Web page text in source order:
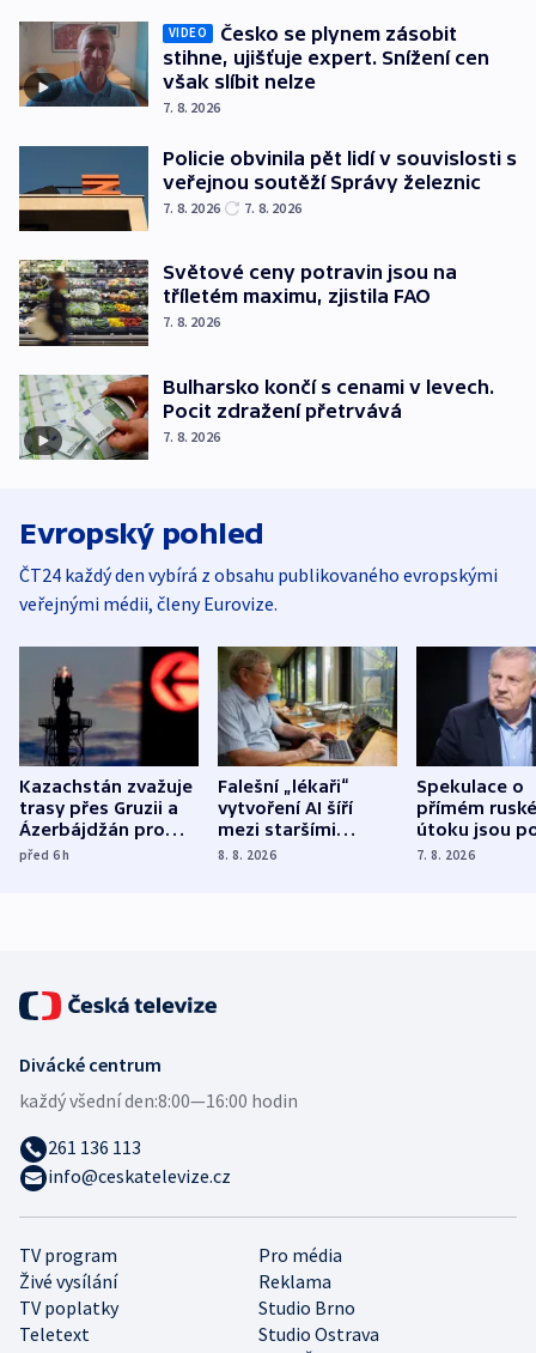
VIDEO
Česko se plynem zásobit
stihne, ujišťuje expert. Snížení cen
však slíbit nelze
7. 8. 2026
Policie obvinila pět lidí v souvislosti s
veřejnou soutěží Správy železnic
7. 8. 2026 7. 8. 2026
Světové ceny potravin jsou na
tříletém maximu, zjistila FAO
7. 8. 2026
Bulharsko končí s cenami v levech.
Pocit zdražení přetrvává
7. 8. 2026
Evropský pohled
ČT24 každý den vybírá z obsahu publikovaného evropskými
veřejnými médii, členy Eurovize.
Kazachstán zvažuje
trasy přes Gruzii a
Ázerbájdžán pro
vývoz ropy do
před 6h
Falešní „lékaři“
vytvoření AI šíří
mezi staršími
Poláky nebezpečné
8. 8. 2026
Spekulace o
přímém
útoku jsou
míní
7. 8. 2026
TV program
Pro média
Živé vysílání
Reklama
TV poplatky
Studio Brno
Teletext
Studio Ostrava
Divácké centrum
každý všední den:8:00—16:00 hodin
261 136 113
info@ceskatelevize.cz